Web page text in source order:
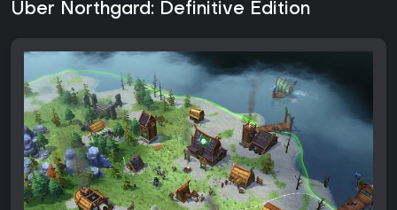
Über Northgard: Definitive Edition